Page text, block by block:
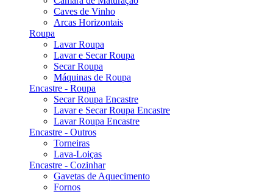
Caves de Vinho
Arcas Horizontais
Roupa
Lavar Roupa
Lavar e Secar Roupa
Secar Roupa
Máquinas de Roupa
Encastre - Roupa
Secar Roupa Encastre
Lavar e Secar Roupa Encastre
Lavar Roupa Encastre
Encastre - Outros
Torneiras
Lava-Loiças
Encastre - Cozinhar
Gavetas de Aquecimento
Fornos